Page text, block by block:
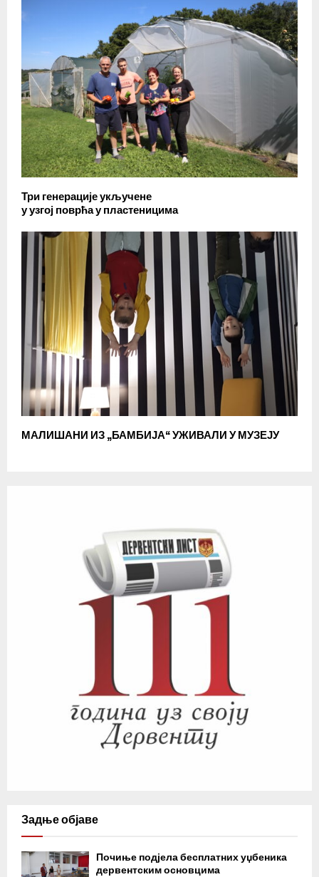
Три генерације укључене
у узгој поврћа у пластеницима
МАЛИШАНИ ИЗ „БАМБИЈА“ УЖИВАЛИ У МУЗЕЈУ
Задње објаве
Почиње подјела бесплатних уџбеника
дервентским основцима